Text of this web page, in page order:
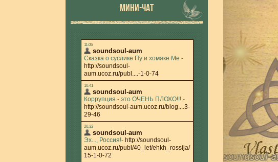
МИНИ-ЧАТ